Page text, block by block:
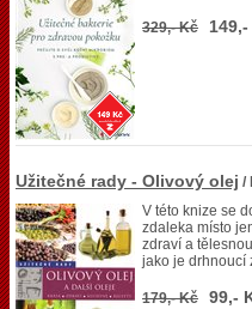
329,- Kč
Užitečné rady - Olivový olej /
V této knize se
zdaleka místo
zdraví a
jako je drhnoucí
179,- Kč 99,-